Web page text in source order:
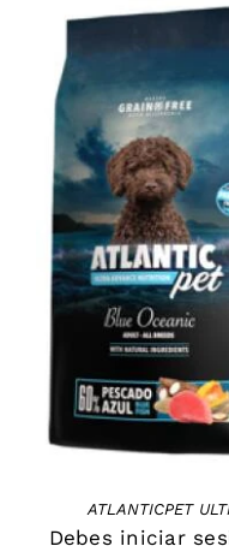
ATLANTICPET
Debes iniciar